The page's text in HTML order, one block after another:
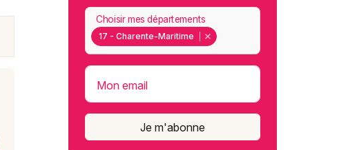
17 - Charente-Maritime
Choisir mes départements
Mon email
Je m'abonne